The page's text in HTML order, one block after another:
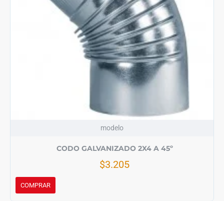
modelo
CODO GALVANIZADO 2X4 A 45º
$3.205
COMPRAR